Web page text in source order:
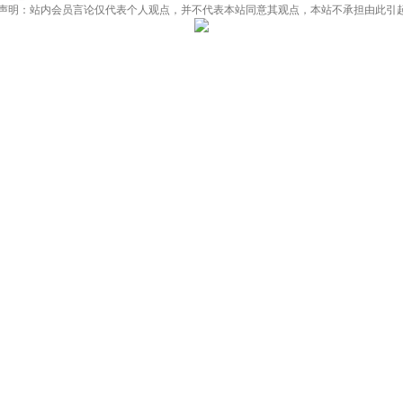
明：站内会员言论仅代表个人观点，并不代表本站同意其观点，本站不承担由此引